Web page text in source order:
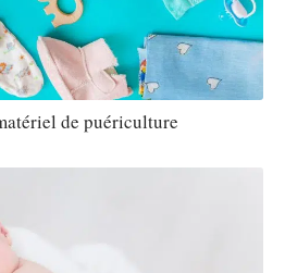
de puériculture